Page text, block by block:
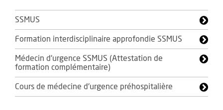
SSMUS
Formation interdisciplinaire approfondie SSMUS
Médecin d'urgence SSMUS (Attestation de
formation complémentaire)
Cours de médecine d'urgence préhospitalière